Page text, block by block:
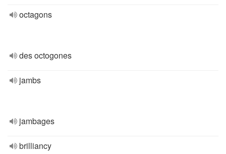
octagons
des octogones
jambs
jambages
brilliancy